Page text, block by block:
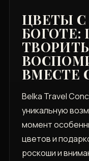
ЦВЕТЫ С
ТВОРИТЬ
ВМЕСТЕ
Belka Travel
уникальную
момент
цветов и
роскоши и